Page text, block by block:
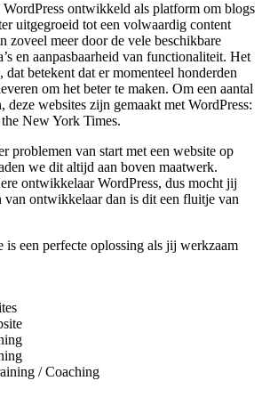
WordPress ontwikkeld als platform om blogs
uitgegroeid tot een volwaardig content
zoveel meer door de vele beschikbare
en aanpasbaarheid van functionaliteit. Het
dat betekent dat er momenteel honderden
om het beter te maken. Om een aantal
deze websites zijn gemaakt met WordPress:
New York Times.
problemen van start met een website op
we dit altijd aan boven maatwerk.
ontwikkelaar WordPress, dus mocht jij
ontwikkelaar dan is dit een fluitje van
is een perfecte oplossing als jij werkzaam
/ Coaching